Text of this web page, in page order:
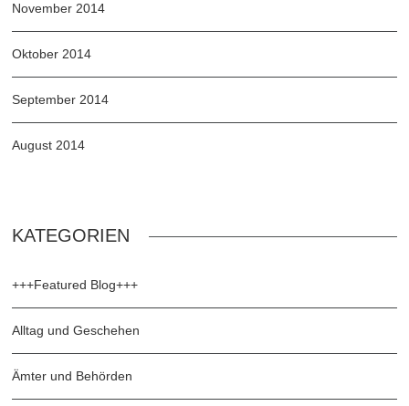
November 2014
Oktober 2014
September 2014
August 2014
KATEGORIEN
+++Featured Blog+++
Alltag und Geschehen
Ämter und Behörden